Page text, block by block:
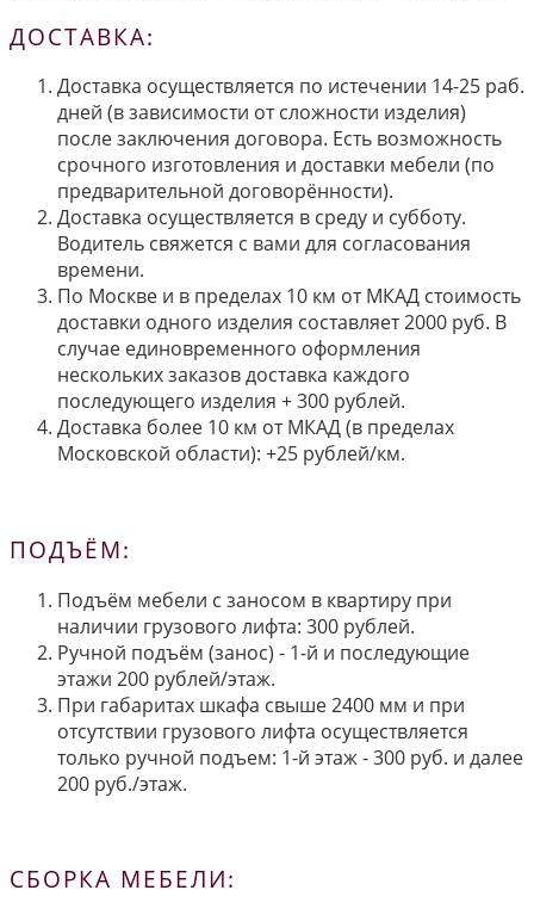
ДОСТАВКА:
Доставка осуществляется по истечении 14-25 раб.
дней (в зависимости от сложности изделия)
после заключения договора. Есть возможность
срочного изготовления и доставки мебели (по
предварительной договорённости).
Доставка осуществляется в среду и субботу.
Водитель свяжется с вами для согласования
времени.
По Москве и в пределах 10 км от МКАД стоимость
доставки одного изделия составляет 2000 руб. В
случае единовременного оформления
нескольких заказов доставка каждого
последующего изделия + 300 рублей.
Доставка более 10 км от МКАД (в пределах
Московской области): +25 рублей/км.
ПОДЪЁМ:
Подъём мебели с заносом в квартиру при
наличии грузового лифта: 300 рублей.
Ручной подъём (занос) - 1-й и последующие
этажи 200 рублей/этаж.
При габаритах шкафа свыше 2400 мм и при
отсутствии грузового лифта осуществляется
только ручной подъем: 1-й этаж - 300 руб. и далее
200 руб./этаж.
СБОРКА МЕБЕЛИ: